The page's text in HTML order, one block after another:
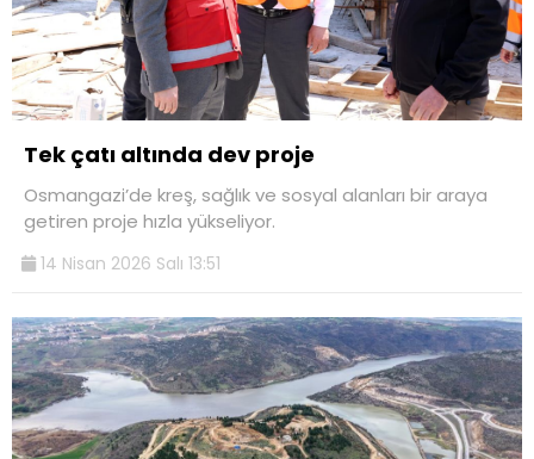
Tek çatı altında dev proje
Osmangazi’de kreş, sağlık ve sosyal alanları bir araya
getiren proje hızla yükseliyor.
14 Nisan 2026 Salı 13:51